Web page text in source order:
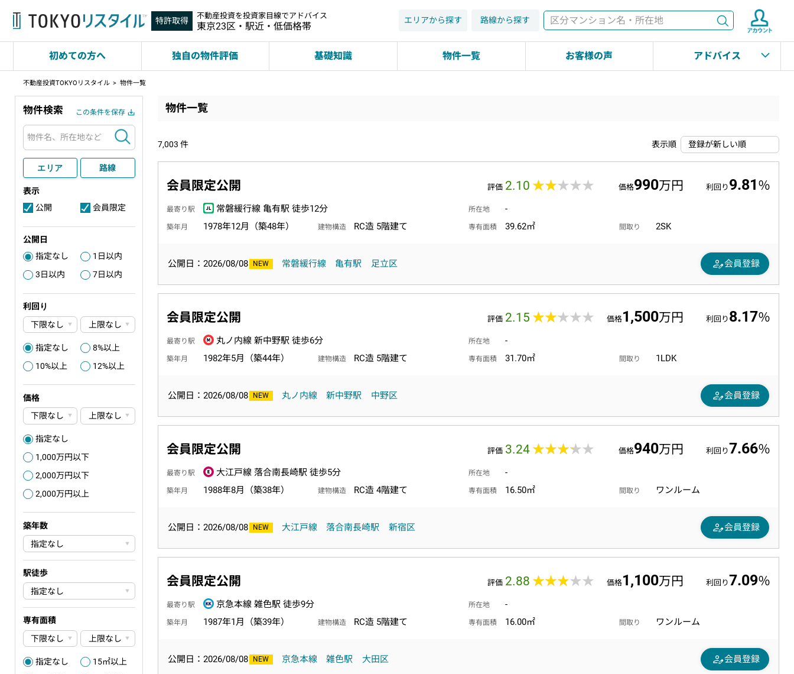
特許取得 不動産投資を投資家目線でアドバイス
東京23区・駅近・低価格帯
検索
エリアから探す 路線から探す
初めての方へ 独自の物件評価 基礎知識 物件一覧 お客様の声 アドバイス
不動産投資TOKYOリスタイル 物件一覧
物件検索 この条件を保存
検索
エリア 路線
表示
3
公開 4 会員限定
公開日
指定なし
2 1日以内
3 3日以内 4 7日以内
利回り
0 指定なし 3 8%以上
4 10%以上 5 12%以上
価格
0 指定なし
3 1,000万円以下
6 2,000万円以下
6 2,000万円以上
築年数
駅徒歩
専有面積
1 指定なし 2 15㎡以上
物件一覧
7,003 件 表示順
会員限定公開 評価 2.10 ★★★★★
★★★★★ 価格990万円 利回り 9.81 ％
最寄り駅 常磐緩行線 亀有駅 徒歩12分 所在地 -
築年月 1978年12月（築48年） 建物構造 RC造 5階建て 専有面積 39.62㎡ 間取り 2SK
公開日：2026/08/08 常磐緩行線 亀有駅 足立区 person_edit会員登録
会員限定公開 評価 2.15 ★★★★★
★★★★★ 価格1,500万円 利回り 8.17％
最寄り駅 丸ノ内線 新中野駅 徒歩6分 所在地 -
築年月 1982年5月（築44年） 建物構造 RC造 5階建て 専有面積 31.70㎡ 間取り 1LDK
公開日：2026/08/08 丸ノ内線 新中野駅 中野区 person_edit会員登録
会員限定公開 評価 3.24 ★★★★★
★★★★★ 価格940万円 利回り7.66％
最寄り駅 大江戸線 落合南長崎駅 徒歩5分 所在地 -
築年月 1988年8月（築38年） 建物構造 RC造 4階建て 専有面積 16.50㎡ 間取り ワンルーム
公開日：2026/08/08 大江戸線 落合南長崎駅 新宿区 person_edit会員登録
会員限定公開 評価 2.88 ★★★★★
★★★★★ 価格1,100万円 利回り7.09％
最寄り駅 京急本線 雑色駅 徒歩9分 所在地 -
築年月 1987年1月（築39年） 建物構造 RC造 5階建て 専有面積 16.00㎡ 間取り ワンルーム
公開日：2026/08/08 京急本線 雑色駅 大田区 person_edit会員登録